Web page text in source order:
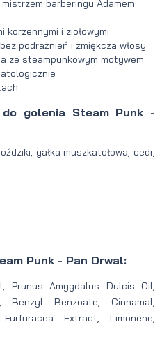
barberingu Adamem
i ziołowymi
podrażnień i zmiękcza włosy
ze steampunkowym motywem
golenia Steam Punk -
gałka muszkatołowa, cedr,
Punk - Pan Drwal:
Prunus Amygdalus Dulcis Oil,
Benzyl Benzoate, Cinnamal,
Extract, Limonene,